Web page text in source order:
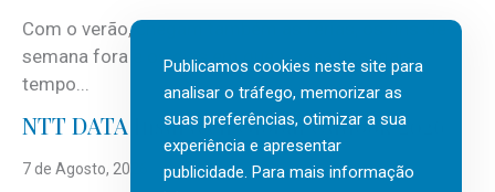
Com o verão, chegam também as férias, os fins-de-
semana fora e os dias em que a casa fica mais
tempo...
NTT DATA Insurtech Global Outlook 2026
7 de Agosto, 2026
Publicamos cookies neste site para
analisar o tráfego, memorizar as
suas preferências, otimizar a sua
experiência e apresentar
publicidade. Para mais informação